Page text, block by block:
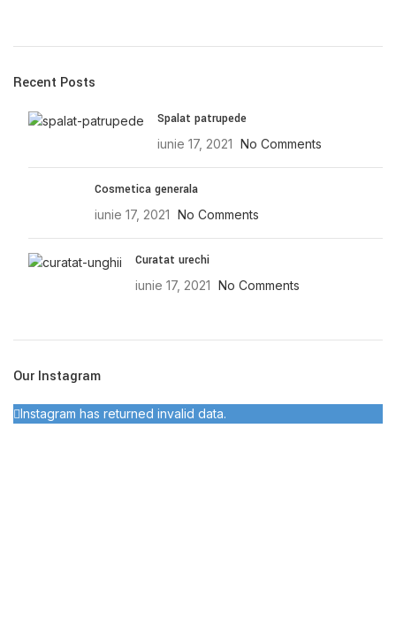
Recent Posts
Spalat patrupede
iunie 17, 2021 No Comments
Cosmetica generala
iunie 17, 2021 No Comments
Curatat urechi
iunie 17, 2021 No Comments
Our Instagram
Instagram has returned invalid data.